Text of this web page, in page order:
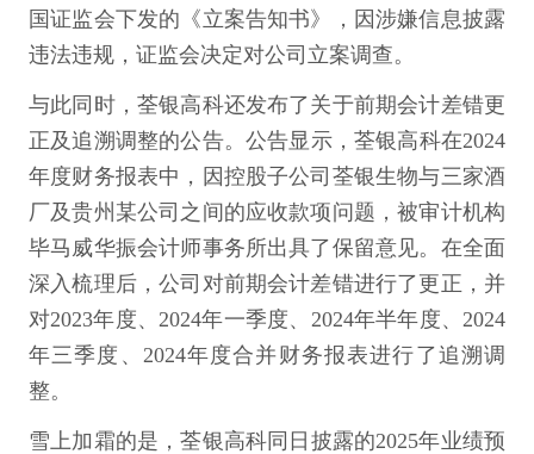
国证监会下发的《立案告知书》，因涉嫌信息披露
违法违规，证监会决定对公司立案调查。
与此同时，荃银高科还发布了关于前期会计差错更
正及追溯调整的公告。公告显示，荃银高科在2024
年度财务报表中，因控股子公司荃银生物与三家酒
厂及贵州某公司之间的应收款项问题，被审计机构
毕马威华振会计师事务所出具了保留意见。在全面
深入梳理后，公司对前期会计差错进行了更正，并
对2023年度、2024年一季度、2024年半年度、2024
年三季度、2024年度合并财务报表进行了追溯调
整。
雪上加霜的是，荃银高科同日披露的2025年业绩预